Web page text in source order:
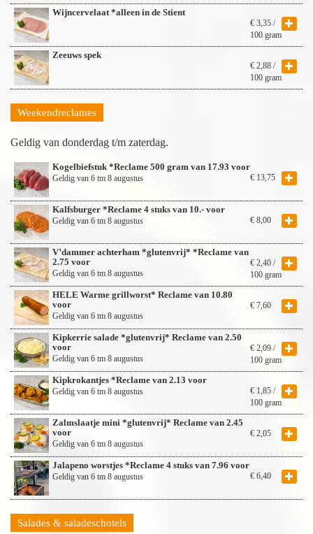
€ 3,35 /
100 gram
Wijncervelaat *alleen in de Stient
€ 2,88 /
100 gram
Zeeuws spek
Weekendreclames
Geldig van donderdag t/m zaterdag.
€ 13,75
Kogelbiefstuk *Reclame 500 gram van 17.93 voor
Geldig van 6 tm 8 augustus
€ 8,00
Kalfsburger *Reclame 4 stuks van 10.- voor
Geldig van 6 tm 8 augustus
€ 2,40 /
100 gram
V’dammer achterham *glutenvrij* *Reclame van
2.75 voor
Geldig van 6 tm 8 augustus
€ 7,60
HELE Warme grillworst* Reclame van 10.80
voor
Geldig van 6 tm 8 augustus
€ 2,09 /
100 gram
Kipkerrie salade *glutenvrij* Reclame van 2.50
voor
Geldig van 6 tm 8 augustus
€ 1,85 /
100 gram
Kipkrokantjes *Reclame van 2.13 voor
Geldig van 6 tm 8 augustus
€ 2,05
Zalmslaatje mini *glutenvrij* Reclame van 2.45
voor
Geldig van 6 tm 8 augustus
€ 6,40
Jalapeno worstjes *Reclame 4 stuks van 7.96 voor
Geldig van 6 tm 8 augustus
Salades & saladeschotels